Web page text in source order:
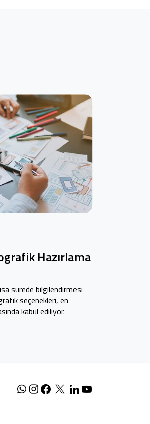
Hazırlama
sürede bilgilendirmesi
seçenekleri, en
kabul ediliyor.